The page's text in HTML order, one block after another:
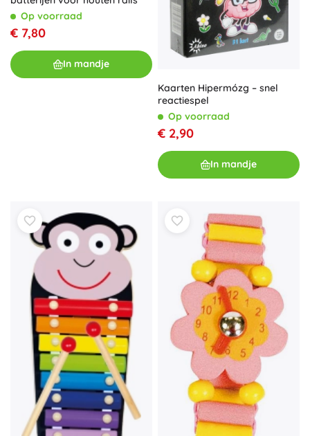
Op voorraad
€ 7,80
In mandje
Kaarten Hipermózg – snel
reactiespel
Op voorraad
€ 2,90
In mandje